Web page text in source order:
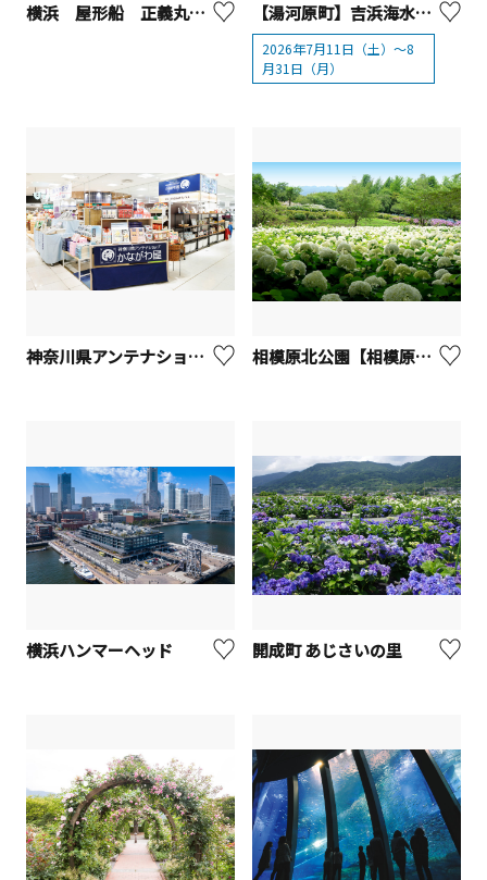
横浜 屋形船 正義丸【横浜市】※観光事業者向けUV 【湯河原町】吉浜海水浴場
2026年7月11日（土）～8
月31日（月）
神奈川県アンテナショップ「かながわ屋」 相模原北公園【相模原市】
横浜ハンマーヘッド 開成町 あじさいの里